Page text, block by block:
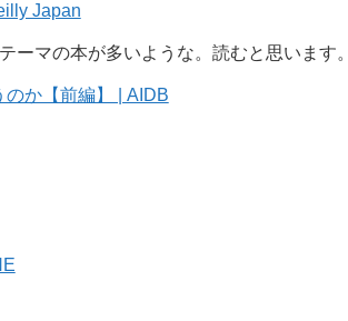
Japan
マの本が多いような。読むと思います。
か【前編】 | AIDB